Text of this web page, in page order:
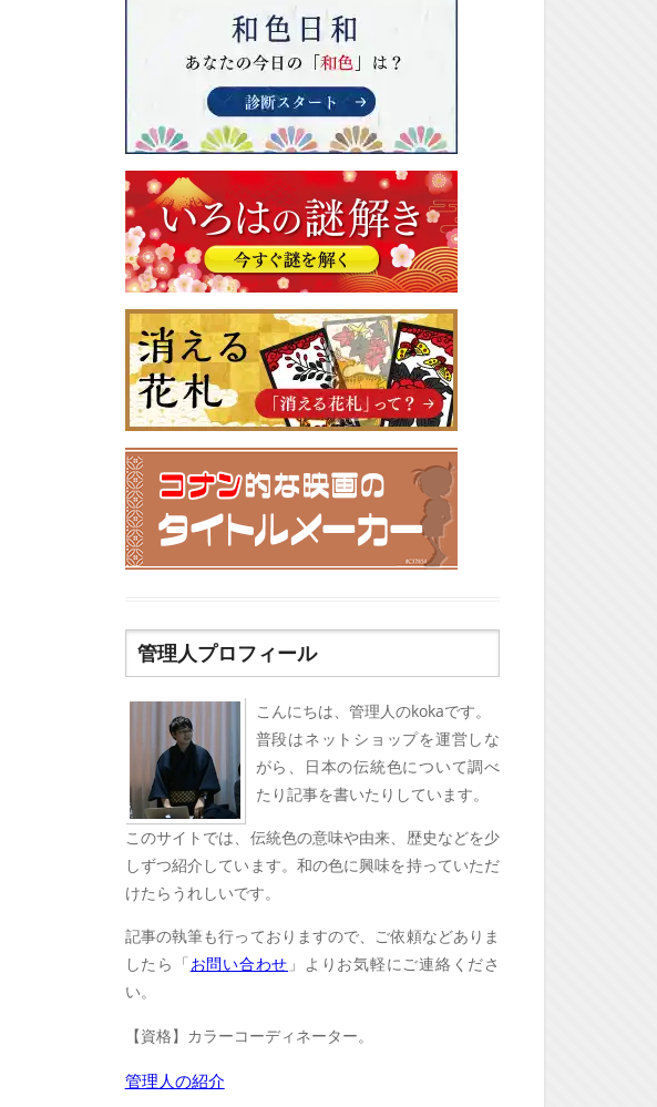
管理人プロフィール
こんにちは、管理人のkokaです。
普段はネットショップを運営しな
がら、日本の伝統色について調べ
たり記事を書いたりしています。
このサイトでは、伝統色の意味や由来、歴史などを少
しずつ紹介しています。和の色に興味を持っていただ
けたらうれしいです。
記事の執筆も行っておりますので、ご依頼などありま
したら「お問い合わせ 」よりお気軽にご連絡くださ
い。
【資格】カラーコーディネーター。
管理人の紹介